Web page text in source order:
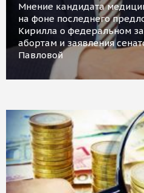
Мнение кандидата
на фоне последнего
Кирилла о федеральном
абортам и заявления
Павловой